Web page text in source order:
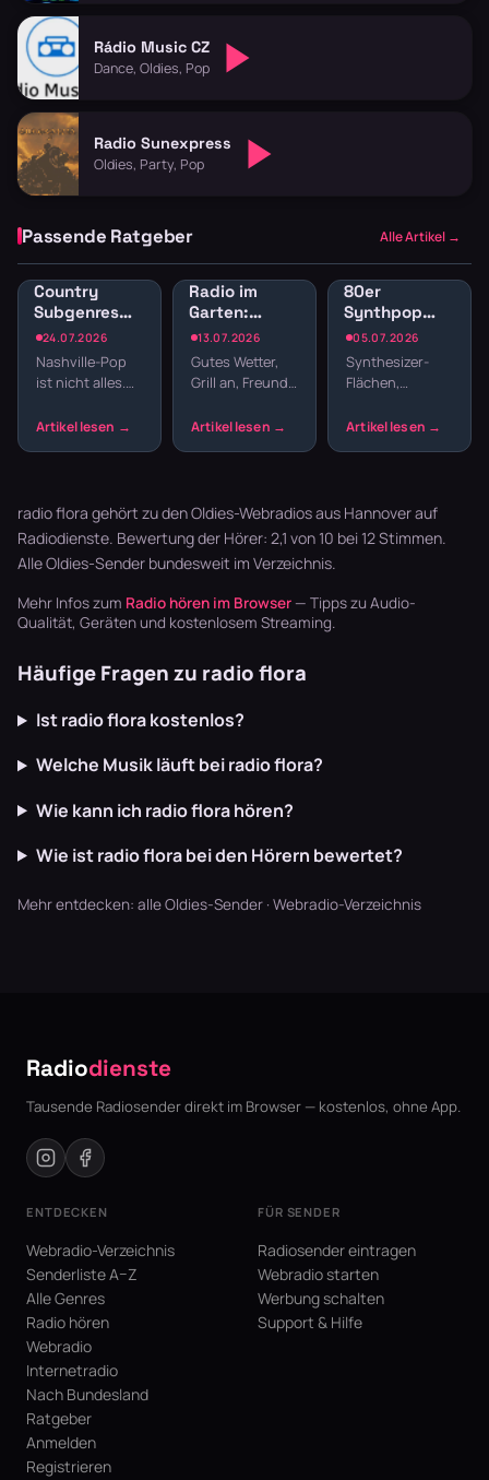
Rádio Music CZ
Dance, Oldies, Pop
Radio Sunexpress
Oldies, Party, Pop
Passende Ratgeber Alle Artikel →
24.07.2026
Country
Subgenres
Radio:
Bluegrass,
Honky Tonk
Nashville-Pop
ist nicht alles.
Wurzeln, die
Bluegrass …
13.07.2026
Radio im
Garten:
Sender für
Gartenparty
und
Grillabend
Gutes Wetter,
Grill an, Freunde
noch die
Garten läu…
05.07.2026
80er
Synthpop
Radio: New
Wave und
elektronische
Synthesizer-
Flächen,
Melodien und
Synthpop war
der Sound…
radio flora gehört zu den Oldies-Webradios aus Hannover auf
Radiodienste. Bewertung der Hörer: 2,1 von 10 bei 12 Stimmen.
AlleOldies-Sender bundesweit im Verzeichnis.
Mehr Infos zum Radio hören im Browser — Tipps zu Audio-
Qualität, Geräten und kostenlosem Streaming.
Häufige Fragen zu radio flora
Ist radio flora kostenlos?
Welche Musik läuft bei radio flora?
Wie kann ich radio flora hören?
Wie ist radio flora bei den Hörern bewertet?
Mehr entdecken: alle Oldies-Sender · Webradio-Verzeichnis
Radiodienste
Tausende Radiosender direkt im Browser — kostenlos, ohne App.
ENTDECKEN
Webradio-Verzeichnis
Senderliste A–Z
Alle Genres
Radio hören
Webradio
Internetradio
Nach Bundesland
Ratgeber
Anmelden
Registrieren
FÜR SENDER
Radiosender eintragen
Webradio starten
Werbung schalten
Support & Hilfe